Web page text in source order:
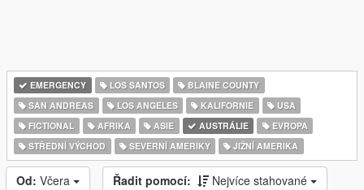
EMERGENCY LOS SANTOS
BLAINE COUNTY
SAN ANDREAS
LOS ANGELES KALIFORNIE
USA
FICTIONAL
AFRIKA ASIE AUSTRÁLIE
EVROPA
STŘEDNÍ VÝCHOD
SEVERNÍ AMERIKY JIŽNÍ AMERIKA
Od: Včera Řadit pomocí: Nejvíce stahované